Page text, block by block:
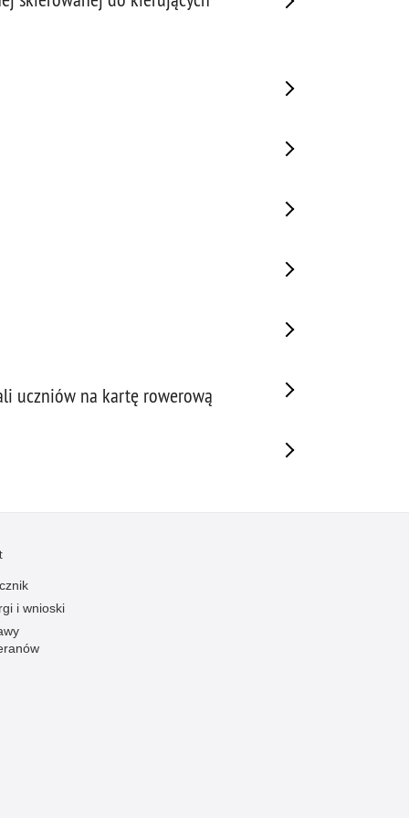
uczniów na kartę rowerową
i wnioski